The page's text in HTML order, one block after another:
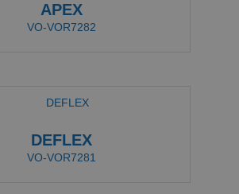
APEX
VO-VOR7282
DEFLEX
VO-VOR7281